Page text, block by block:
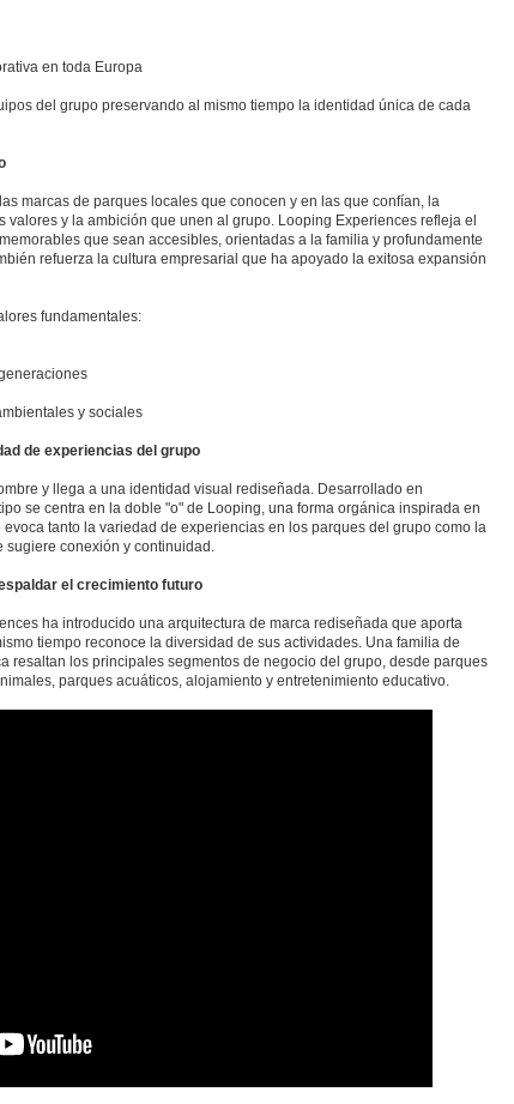
en toda Europa
del grupo preservando al mismo tiempo la identidad única de cada
marcas de parques locales que conocen y en las que confían, la
y la ambición que unen al grupo. Looping Experiences refleja el
que sean accesibles, orientadas a la familia y profundamente
refuerza la cultura empresarial que ha apoyado la exitosa expansión
fundamentales:
y sociales
de experiencias del grupo
y llega a una identidad visual rediseñada. Desarrollado en
se centra en la doble "o" de Looping, una forma orgánica inspirada en
tanto la variedad de experiencias en los parques del grupo como la
conexión y continuidad.
el crecimiento futuro
ha introducido una arquitectura de marca rediseñada que aporta
tiempo reconoce la diversidad de sus actividades. Una familia de
resaltan los principales segmentos de negocio del grupo, desde parques
parques acuáticos, alojamiento y entretenimiento educativo.